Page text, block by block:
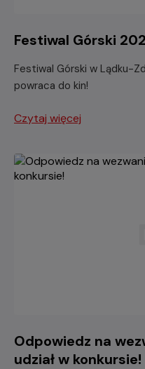
Festiwal Górski
Festiwal Górski w Lądku-
powraca do kin!
Czytaj więcej
Odpowiedz na
udział w konkursie!